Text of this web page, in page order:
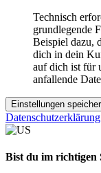
Technisch
grundlegende
Beispiel dazu,
dich in dein
auf dich ist für
anfallende
Einstellungen
Datenschutzerklärung
Bist du im richtigen